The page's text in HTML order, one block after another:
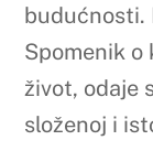
budućnosti.
Spomenik o
život, odaje
složenoj i